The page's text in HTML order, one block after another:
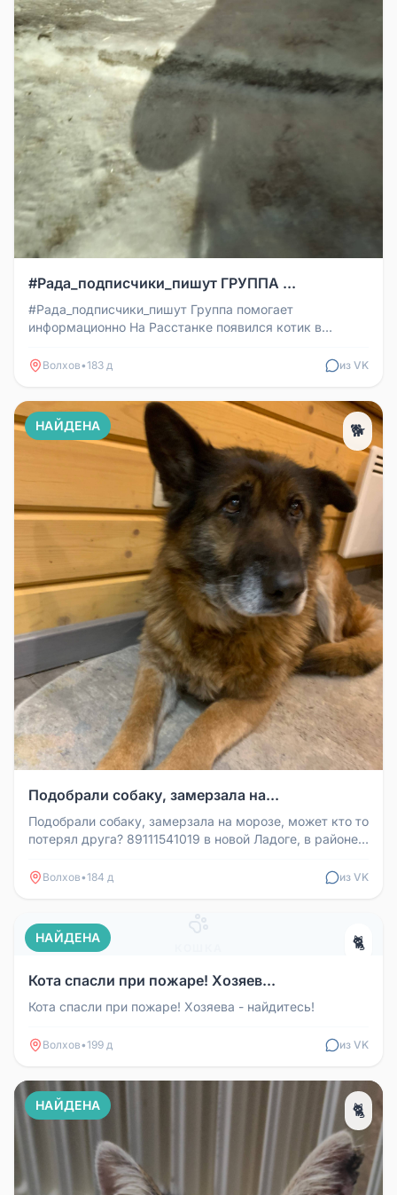
#Рада_подписчики_пишут ГРУППА ...
#Рада_подписчики_пишут Группа помогает
информационно На Расстанке появился котик в
Волхов•183 д из VK
НАЙДЕНА 🐕
Подобрали собаку, замерзала на...
Подобрали собаку, замерзала на морозе, может кто то
потерял друга? 89111541019 в новой Ладоге, в районе
Волхов•184 д из VK
НАЙДЕНА 🐈
Кота спасли при пожаре! Хозяев...
Кота спасли при пожаре! Хозяева - найдитесь!
Волхов•199 д из VK
НАЙДЕНА 🐈